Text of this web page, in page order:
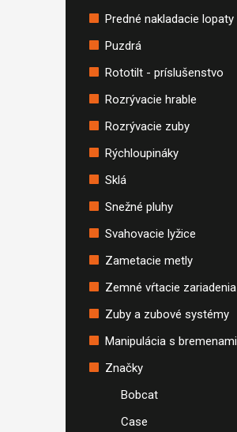
Predné nakladacie lopaty
Puzdrá
Rototilt - príslušenstvo
Rozrývacie hrable
Rozrývacie zuby
Rýchloupináky
Sklá
Snežné pluhy
Svahovacie lyžice
Zametacie metly
Zemné vŕtacie zariadenia
Zuby a zubové systémy
Manipulácia s bremenami
Značky
Bobcat
Case